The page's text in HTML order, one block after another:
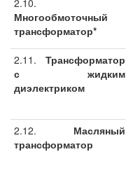
2.10.
Многообмоточный
трансформатор*
2.11. Трансформатор
с жидким
диэлектриком
2.12. Масляный
трансформатор